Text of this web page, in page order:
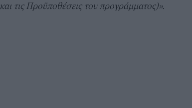
και τις Προϋποθέσεις του προγράμματος)».